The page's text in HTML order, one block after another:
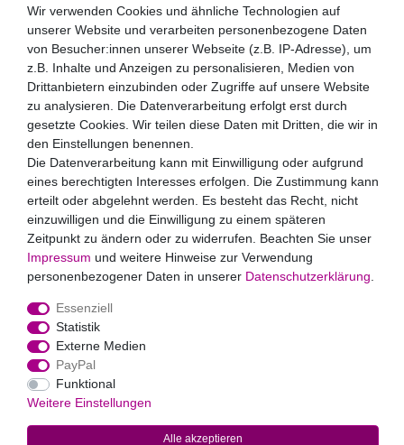
Newsletter
E-MAIL **
Newsletter
Honig
Hiermit bestätige ich, dass ich dieDaten­schutz­erklärung
gelesen habe. Meine Einwilligung kann ich jederzeit
widerrufen.**
Abonnieren
** Hierbei handelt es sich um ein Pflichtfeld.
Zahlungsarten
Widerrufs­recht
Markus Baur Premium Weddings
Wir verwenden Cookies und ähnliche Technologien auf
unserer Website und verarbeiten personenbezogene Daten
von Besucher:innen unserer Webseite (z.B. IP-Adresse), um
z.B. Inhalte und Anzeigen zu personalisieren, Medien von
Drittanbietern einzubinden oder Zugriffe auf unsere Website
zu analysieren. Die Datenverarbeitung erfolgt erst durch
gesetzte Cookies. Wir teilen diese Daten mit Dritten, die wir in
den Einstellungen benennen.
Die Datenverarbeitung kann mit Einwilligung oder aufgrund
eines berechtigten Interesses erfolgen. Die Zustimmung kann
erteilt oder abgelehnt werden. Es besteht das Recht, nicht
einzuwilligen und die Einwilligung zu einem späteren
Zeitpunkt zu ändern oder zu widerrufen. Beachten Sie unser
Impressum und weitere Hinweise zur Verwendung
personenbezogener Daten in unserer Daten­schutz­erklärung
Essenziell
Statistik
Externe Medien
PayPal
Funktional
Weitere Einstellungen
Alle akzeptieren